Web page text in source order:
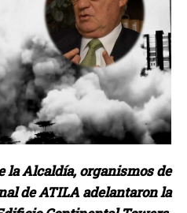
la Alcaldía, organismos de
de ATILA adelantaron la